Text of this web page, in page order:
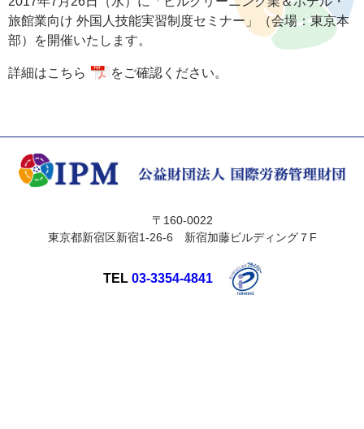
旅館業向け 外国人技能実習制度セミナー」（会場：東京本
部）を開催いたします。
詳細はこちら をご確認ください。
〒160-0022
東京都新宿区新宿1-26-6 新宿加藤ビルディング７F
TEL 03-3354-4841